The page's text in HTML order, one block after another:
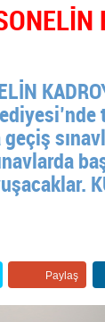
Paylaş